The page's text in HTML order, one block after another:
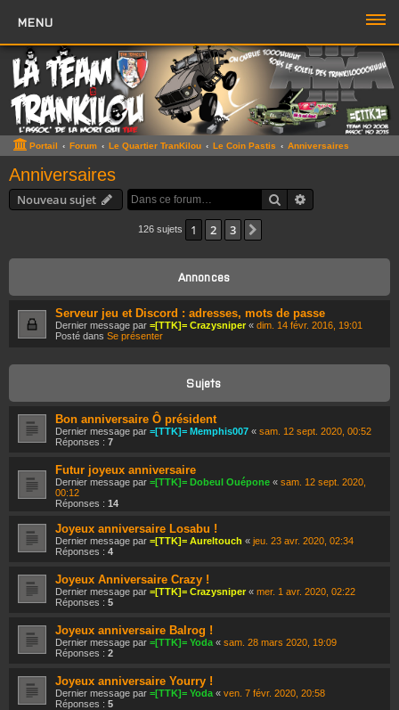
MENU
PORTAIL
FORUM
ZONE TTK
Boutique TTK
TROMBI
Sujets actifs
Rechercher
Boite à Chat
>>
CONNEXION
S’ENREGISTRER
Portail Forum Le Quartier TranKilou Le Coin Pastis Anniversaires
Anniversaires
Nouveau sujet Rechercher
126 sujets 1 2 3
Annonces
Serveur jeu et Discord : adresses, mots de passe
Dernier message par =[TTK]= Crazysniper « dim. 14 févr. 2016, 19:01
Posté dans Se présenter
Sujets
Bon anniversaire Ô président
Dernier message par =[TTK]= Memphis007 « sam. 12 sept. 2020, 00:52
Réponses : 7
Futur joyeux anniversaire
Dernier message par =[TTK]= Dobeul Ouépone « sam. 12 sept. 2020,
00:12
Réponses : 14
Joyeux anniversaire Losabu !
Dernier message par =[TTK]= Aureltouch « jeu. 23 avr. 2020, 02:34
Réponses : 4
Joyeux Anniversaire Crazy !
Dernier message par =[TTK]= Crazysniper « mer. 1 avr. 2020, 02:22
Réponses : 5
Joyeux anniversaire Balrog !
Dernier message par =[TTK]= Yoda « sam. 28 mars 2020, 19:09
Réponses : 2
Joyeux anniversaire Yourry !
Dernier message par =[TTK]= Yoda « ven. 7 févr. 2020, 20:58
Réponses : 5